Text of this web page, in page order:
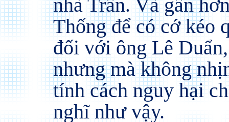
nhà Trần. Và gần
Thống để có cớ kéo
đối với ông Lê
nhưng mà không
tính cách nguy hại
nghĩ như vậy.